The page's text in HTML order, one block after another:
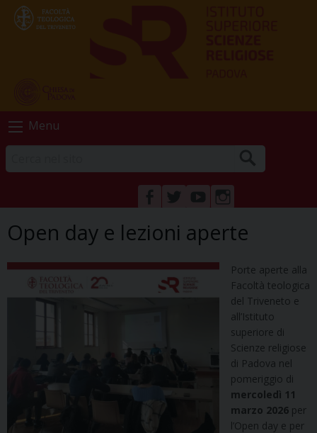
Skip
to
Menu
FACEBOOK
TWITTER
YOUTUBEINSTAGRAM
Open day e lezioni aperte
Porte aperte alla
Facoltà teologica
del Triveneto e
all’Istituto
superiore di
Scienze religiose
di Padova nel
pomeriggio di
mercoledì 11
marzo 2026 per
l’Open day e per